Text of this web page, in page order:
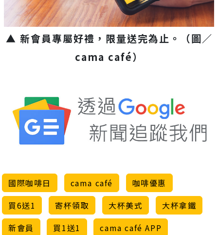
▲ 新會員專屬好禮，限量送完為止。（圖／
cama café）
國際咖啡日 cama café
咖啡優惠
買6送1
寄杯領取 大杯美式
大杯拿鐵
新會員
買1送1 cama café APP